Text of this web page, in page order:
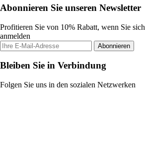
Abonnieren Sie unseren Newsletter
Profitieren Sie von 10% Rabatt, wenn Sie
anmelden
Abonnieren
Bleiben Sie in Verbindung
Folgen Sie uns in den sozialen Netzwerken